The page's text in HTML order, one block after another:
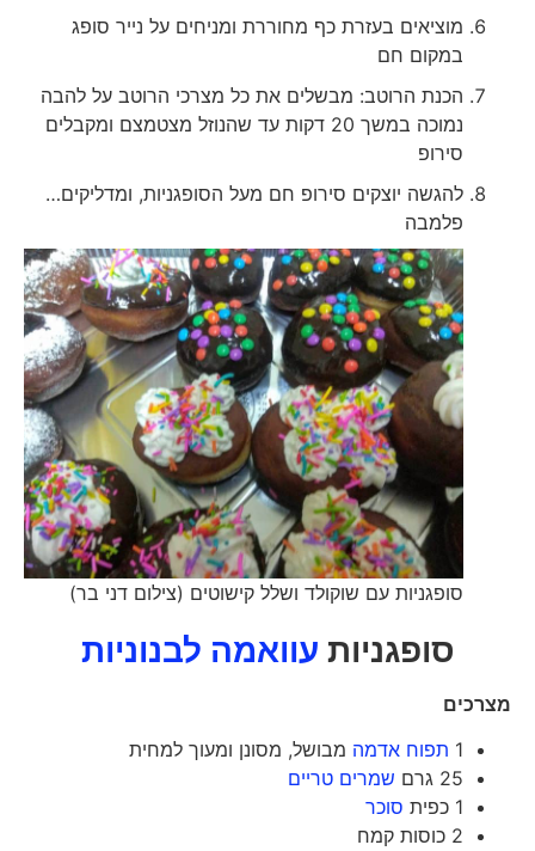
מוציאים בעזרת כף מחוררת ומניחים על נייר סופג
במקום חם
הכנת הרוטב: מבשלים את כל מצרכי הרוטב על להבה
נמוכה במשך 20 דקות עד שהנוזל מצטמצם ומקבלים
סירופ
להגשה יוצקים סירופ חם מעל הסופגניות, ומדליקים…
פלמבה
סופגניות עם שוקולד ושלל קישוטים (צילום דני בר)
סופגניותעוואמה לבנוניות
מצרכים
1
תפוח אדמהמבושל, מסונן ומעוך למחית
25 גרם
שמרים טריים
1 כפית
סוכר
2 כוסות קמח